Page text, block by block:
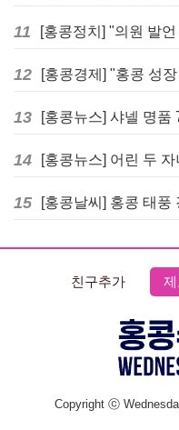
11
12
13
14
15 [홍콩날씨] 홍콩 태풍
친구추가
Copyright ⓒ